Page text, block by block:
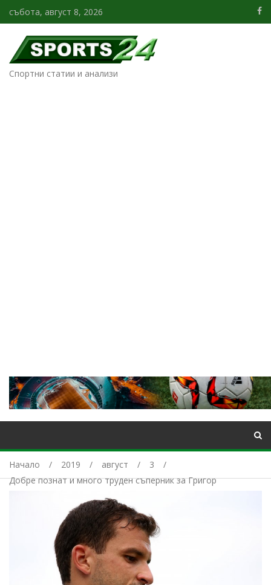
събота, август 8, 2026
Спортни статии и анализи
Начало 2019 август
3
Добре познат и много труден съперник за Григор